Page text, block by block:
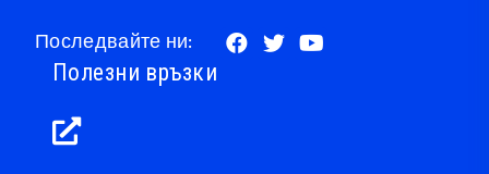
Последвайте ни:
Полезни връзки